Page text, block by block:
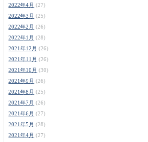
2022年4月 (27)
2022年3月 (25)
2022年2月 (26)
2022年1月 (28)
2021年12月 (26)
2021年11月 (26)
2021年10月 (30)
2021年9月 (26)
2021年8月 (25)
2021年7月 (26)
2021年6月 (27)
2021年5月 (28)
2021年4月 (27)